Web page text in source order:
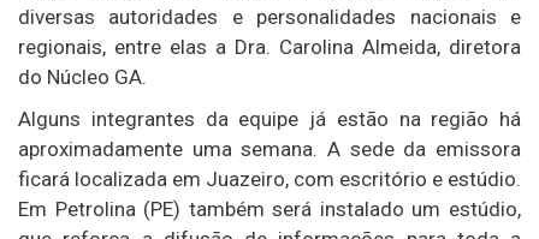
diversas autoridades e personalidades nacionais e
regionais, entre elas a Dra. Carolina Almeida, diretora
do Núcleo GA.
Alguns integrantes da equipe já estão na região há
aproximadamente uma semana. A sede da emissora
ficará localizada em Juazeiro, com escritório e estúdio.
Em Petrolina (PE) também será instalado um estúdio,